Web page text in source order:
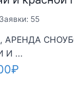
55
АРЕНДА
И ...
₽